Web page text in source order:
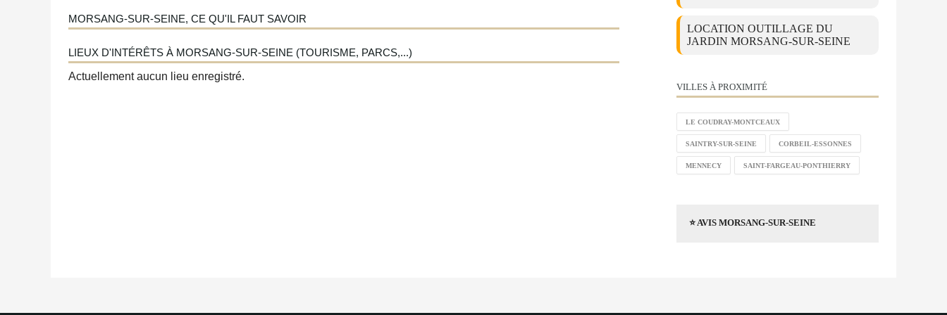
MORSANG-SUR-SEINE, CE QU'IL FAUT SAVOIR
LIEUX D'INTÉRÊTS À MORSANG-SUR-SEINE (TOURISME, PARCS,...)
Actuellement aucun lieu enregistré.
LOCATION OUTILLAGE DU
JARDIN MORSANG-SUR-SEINE
VILLES À PROXIMITÉ
LE COUDRAY-MONTCEAUX
SAINTRY-SUR-SEINE CORBEIL-ESSONNES
MENNECY SAINT-FARGEAU-PONTHIERRY
⭐ AVIS MORSANG-SUR-SEINE